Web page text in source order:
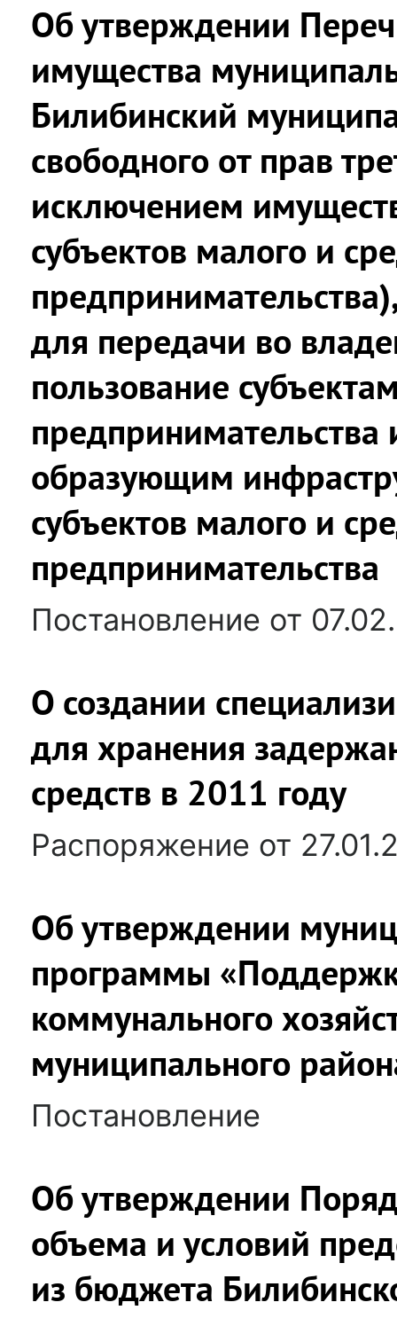
Об утверждении
имущества
Билибинский
свободного от прав
исключением
субъектов малого и
для передачи во
пользование
предпринимательства
образующим
субъектов малого и
предпринимательства
Постановление от
О создании
для хранения
средств в 2011 году
Распоряжение от
Об утверждении
программы
коммунального
муниципального
Постановление
Об утверждении
объема и условий
из бюджета